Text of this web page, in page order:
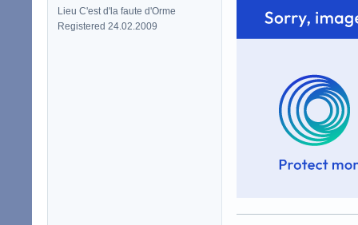
Lieu C'est d'la faute d'Orme
Registered 24.02.2009